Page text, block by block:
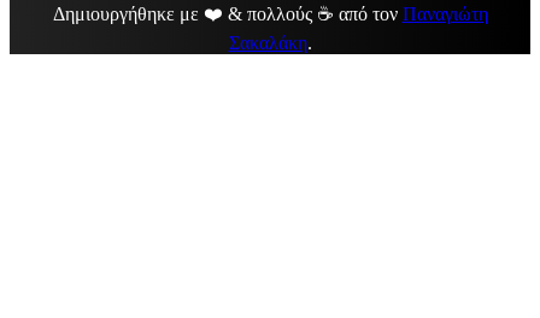
Δημιουργήθηκε με ❤️ & πολλούς ☕ από τον Παναγιώτη
Σακαλάκη.